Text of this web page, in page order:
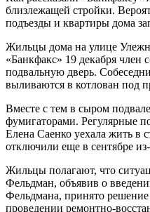
близлежащей стройки.
подъезды и квартиры дома
Жильцы дома на улице
«Банкфакс» 19 декабря член
подвальную дверь.
выливаются в котлован под
Вместе с тем в сыром
фумигаторами. Регулярные
Елена Саенко уехала жить в
отключили еще в сентябре
Жильцы полагают, что
Фельдман, объявив о
Фельдмана, принято решение
проведении ремонтно-